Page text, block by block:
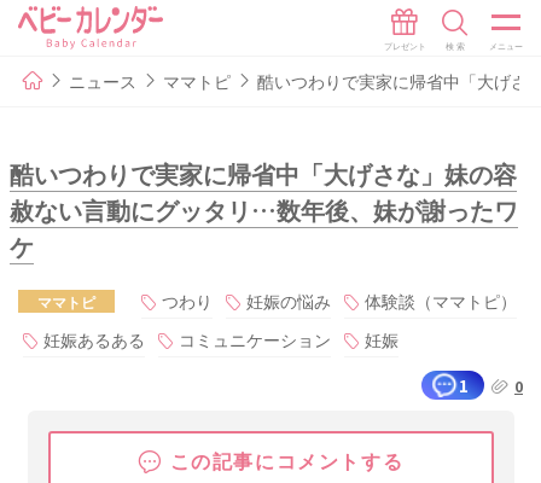
ニュース ママトピ 酷いつわりで実家に帰省中「大げさ
酷いつわりで実家に帰省中「大げさな」妹の容
赦ない言動にグッタリ…数年後、妹が謝ったワ
ケ
ママトピ つわり 妊娠の悩み
体験談（ママトピ）
妊娠あるある
コミュニケーション
妊娠
1
0
この記事にコメントする